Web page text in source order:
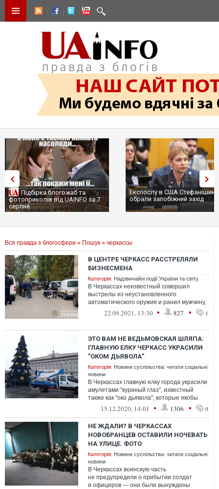
Підбірка блогожаб та
фотоприколів від UAINFO за 7
серпня
Експослу в США
обрали запобіжний захід
Вся правда з блогосфери » Пошук » черкассы
В ЦЕНТРЕ ЧЕРКАСС РАССТРЕЛЯЛИ
БИЗНЕСМЕНА
Категорія: Надзвичайні події України та світу.
В Черкассах неизвестный совершил
выстрелы из неустановленного
автоматического оружия и ранил мужчину,
который вскоре скончался в больнице.
22.09.2021, 13:30 • 827 • 1
ЭТО ВАМ НЕ ВЕДЬМОВСКАЯ ШЛЯПА:
ГЛАВНУЮ ЕЛКУ ЧЕРКАСС УКРАСИЛИ
"ОКОМ ДЬЯВОЛА"
Категорія: Новини суспільства: читати соціальні
новини
В Черкассах главную елку города украсили
амулетами "куриный глаз", известный
также как "око дьявола", которые якобы
"защищают от сглаза", а на верхушк...
15.12.2020, 14:01 • 1306 • 0
НЕ ЖДАЛИ? В ЧЕРКАССАХ
НОВОБРАНЦЕВ ОСТАВИЛИ НОЧЕВАТЬ
НА УЛИЦЕ. ФОТО
Категорія: Новини суспільства: читати соціальні
новини
В Черкассах воинскую часть
не предупредили о прибытии солдат
и офицеров — они были вынуждены